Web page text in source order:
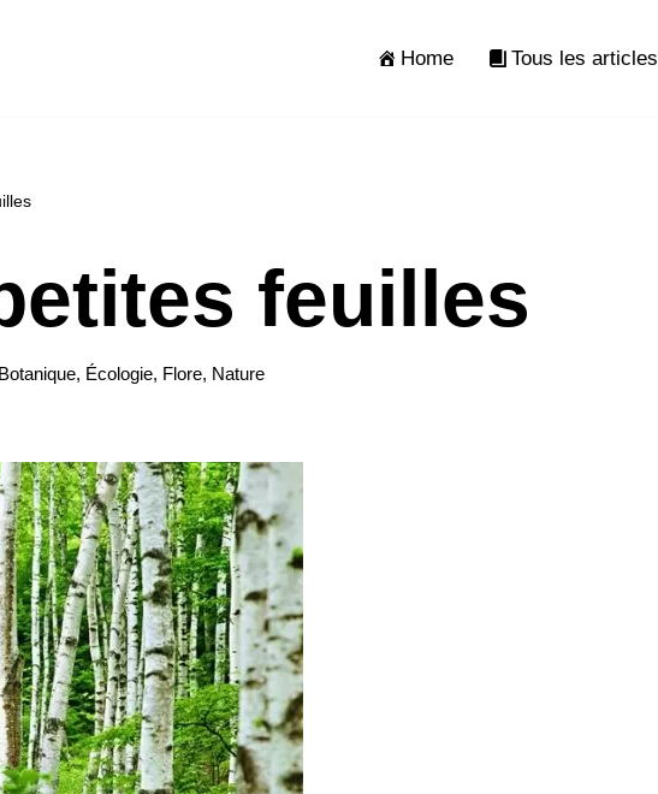
Home Tous les articles
feuilles
Botanique, Écologie, Flore, Nature